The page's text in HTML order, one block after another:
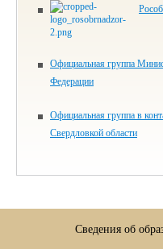
Официальная группа
Федерации
Официальная группа в
Свердловкой области
Сведения об